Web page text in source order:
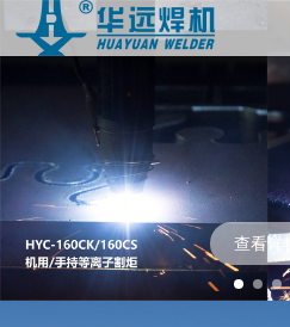
查看详情